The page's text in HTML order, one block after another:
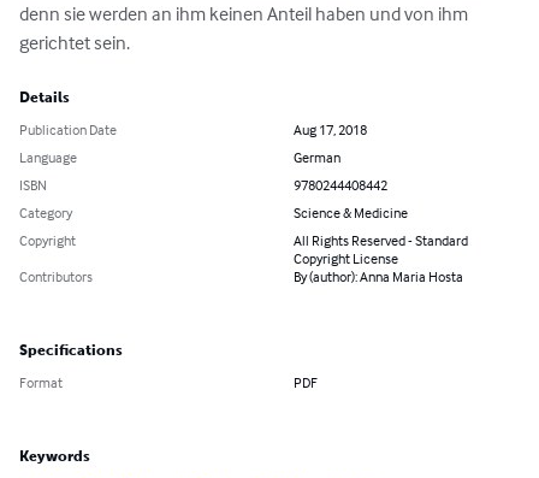
denn sie werden an ihm keinen Anteil haben und von ihm
gerichtet sein.
Details
Publication Date
Aug 17, 2018
Language
German
ISBN
9780244408442
Category
Science & Medicine
Copyright
All Rights Reserved - Standard
Copyright License
Contributors
By (author): Anna Maria Hosta
Specifications
Format PDF
Keywords